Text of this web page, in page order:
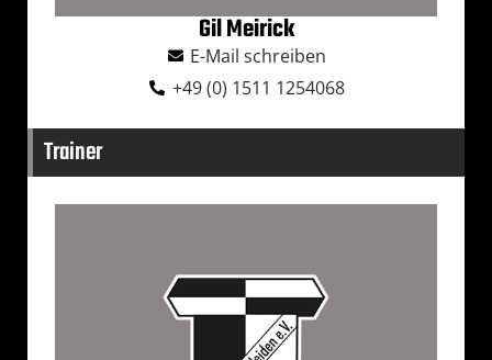
Gil Meirick
E-Mail schreiben
+49 (0) 1511 1254068
Trainer